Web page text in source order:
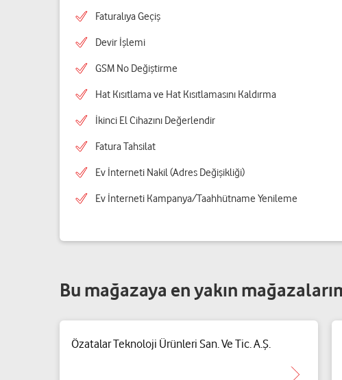
Faturalıya Geçiş
Devir İşlemi
GSM No Değiştirme
Hat Kısıtlama ve Hat Kısıtlamasını Kaldırma
İkinci El Cihazını Değerlendir
Fatura Tahsilat
Ev İnterneti Nakil (Adres Değişikliği)
Ev İnterneti Kampanya/Taahhütname Yenileme
Bu mağazaya en yakın
Özatalar Teknoloji Ürünleri San. Ve Tic. A.Ş.